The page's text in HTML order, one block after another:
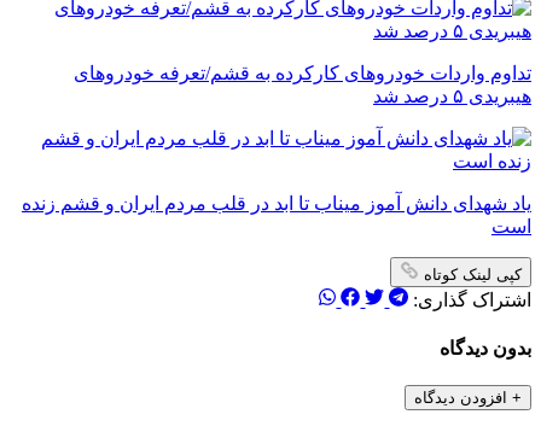
تداوم واردات خودروهای کارکرده به قشم/تعرفه خودروهای
هیبریدی ۵ درصد شد
یاد شهدای دانش آموز میناب تا ابد در قلب مردم ایران و قشم زنده
است
کپی لینک کوتاه
اشتراک گذاری:
بدون دیدگاه
+ افزودن دیدگاه